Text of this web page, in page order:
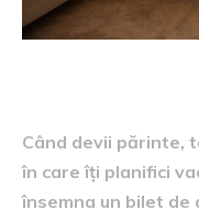
Când devii părinte,
în care îți planifici
însemna un bilet de